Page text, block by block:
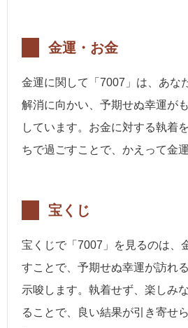
金運・お金
金運に関して「7007」は、あな
解消に向かい、予期せぬ幸運が
しています。お金に対する執着
ちで過ごすことで、かえって金
宝くじ
宝くじで「7007」を見るのは、
すことで、予期せぬ幸運が訪れ
示唆します。執着せず、楽しみ
ることで、良い結果が引き寄せ